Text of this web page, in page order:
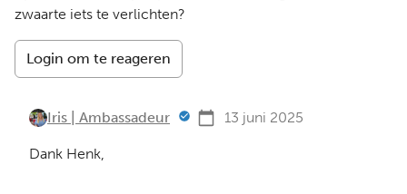
zwaarte iets te verlichten?
Login om te reageren
Iris | Ambassadeur 13 juni 2025
Dank Henk,